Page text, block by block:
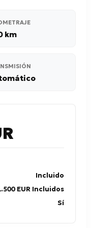
km
Incluido
EUR Incluidos
Sí